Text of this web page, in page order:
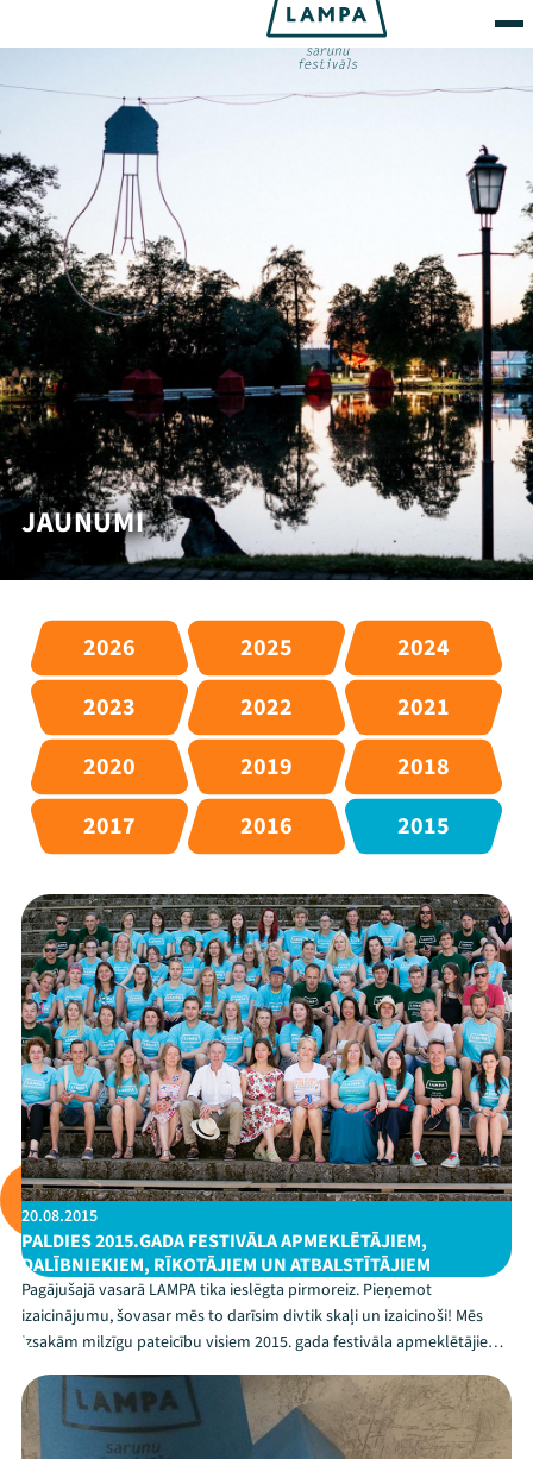
JAUNUMI
2026 2025
2024
2023
2022
2021
2020
2019
2018
2017
2016 2015
20.08.2015
PALDIES 2015.GADA FESTIVĀLA APMEKLĒTĀJIEM,
DALĪBNIEKIEM, RĪKOTĀJIEM UN ATBALSTĪTĀJIEM
Pagājušajā vasarā LAMPA tika ieslēgta pirmoreiz. Pieņemot
izaicinājumu, šovasar mēs to darīsim divtik skaļi un izaicinoši! Mēs
izsakām milzīgu pateicību visiem 2015. gada festivāla apmeklētājiem,